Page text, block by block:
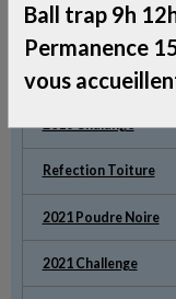
Album photos
2014 Challenge
2016 Chalange
Refection Toiture
2021 Poudre Noire
2021 Challenge
Ball trap 9h
Permanence
vous